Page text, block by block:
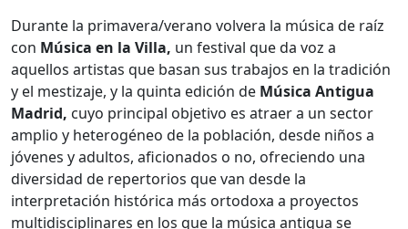
Durante la primavera/verano volvera la música de raíz
con Música en la Villa, un festival que da voz a
aquellos artistas que basan sus trabajos en la tradición
y el mestizaje, y la quinta edición de Música Antigua
Madrid, cuyo principal objetivo es atraer a un sector
amplio y heterogéneo de la población, desde niños a
jóvenes y adultos, aficionados o no, ofreciendo una
diversidad de repertorios que van desde la
interpretación histórica más ortodoxa a proyectos
multidisciplinares en los que la música antigua se